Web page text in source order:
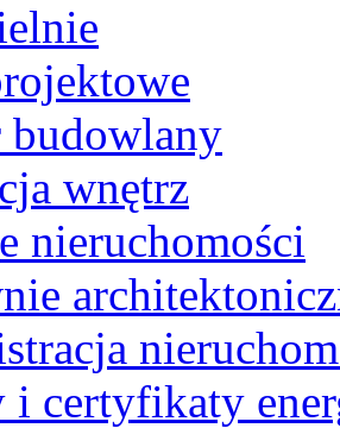
budowlany
wnętrz
nieruchomości
certyfikaty